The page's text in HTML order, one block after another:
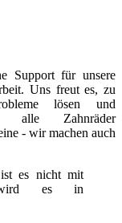
Support für unsere
Uns freut es, zu
lösen und
alle Zahnräder
- wir machen auch
es nicht mit
wird es in